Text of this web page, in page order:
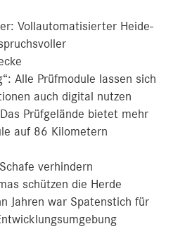
Vollautomatisierter Heide-
Alle Prüfmodule lassen sich
auch digital nutzen
Prüfgelände bietet mehr
auf 86 Kilometern
verhindern
schützen die Herde
Jahren war Spatenstich für